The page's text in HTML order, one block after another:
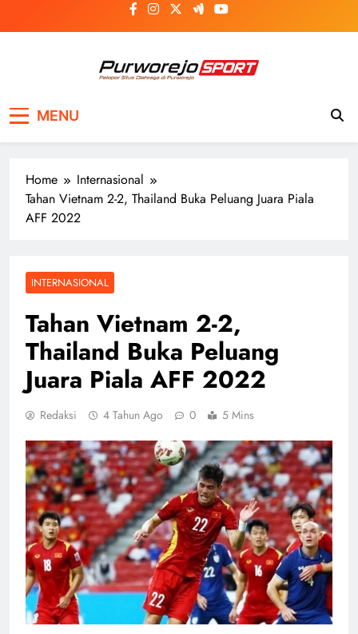
to
MENU
Home
Internasional
Tahan Vietnam 2-2, Thailand Buka Peluang Juara Piala
AFF 2022
INTERNASIONAL
Tahan Vietnam 2-2,
Thailand Buka Peluang
Juara Piala AFF 2022
Redaksi 4 Tahun Ago 0 5 Mins